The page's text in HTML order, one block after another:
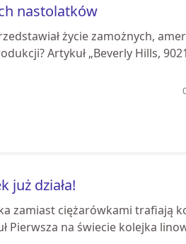
nastolatków
życie zamożnych,
Artykuł „Beverly Hills,
już działa!
zamiast ciężarówkami trafiają
na świecie kolejka